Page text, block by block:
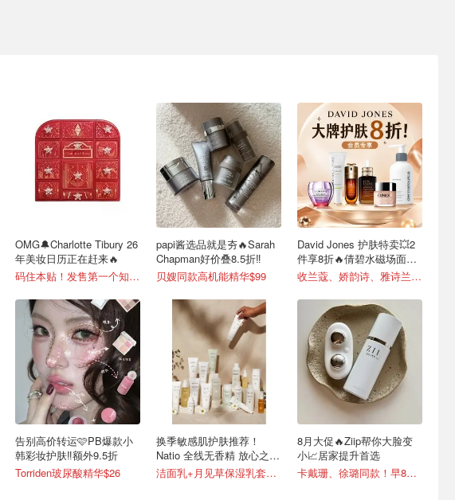
OMG🔔Charlotte Tibury 26
年美妆日历正在赶来🔥
码住本贴！发售第一个知道🚨
告别高价转运🩷PB爆款小
韩彩妆护肤‼️额外9.5折
Torriden玻尿酸精华$26
papi酱选品就是夯🔥Sarah
Chapman好价叠8.5折‼️
贝嫂同款高机能精华$99
换季敏感肌护肤推荐！
Natio 全线无香精 放心之选
💯
洁面乳+月见草保湿乳套装$19
David Jones 护肤特卖💥2
件享8折🔥倩碧水磁场面霜
$92
收兰蔻、娇韵诗、雅诗兰黛等
8月大促🔥Ziip帮你大脸变
小📈居家提升首选
卡戴珊、徐璐同款！早8消肿利器